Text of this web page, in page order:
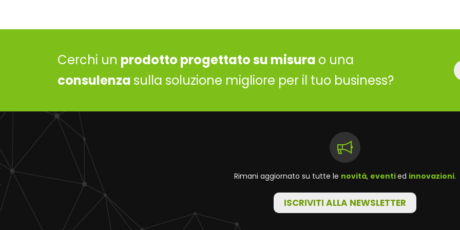
Cerchi un prodotto progettato su misura o una
consulenza sulla soluzione migliore per il tuo business?
Rimani aggiornato su tutte le novità, eventied innovazioni.
ISCRIVITI ALLA NEWSLETTER